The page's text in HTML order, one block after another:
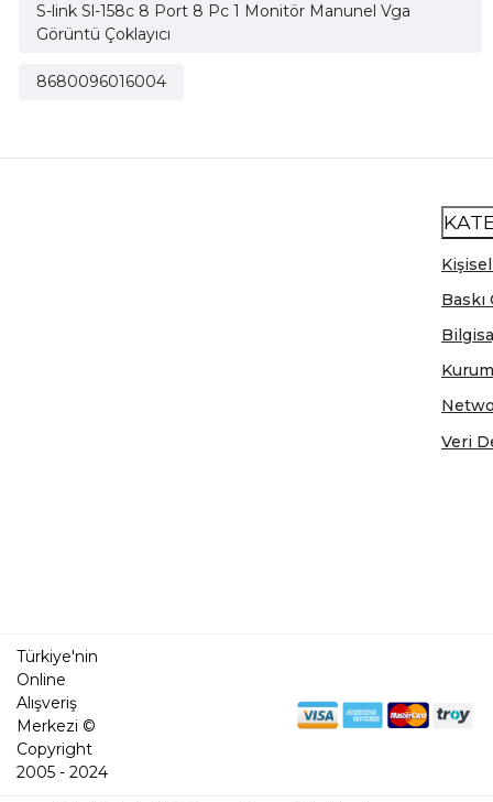
S-link Sl-158c 8 Port 8 Pc 1 Monitör Manunel Vga
Görüntü Çoklayıcı
8680096016004
Veri
Türkiye'nin
Online
Alışveriş
Merkezi ©
Copyright
2005 - 2024